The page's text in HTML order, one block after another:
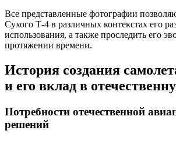
Все представленные фотографии
Сухого Т-4 в различных контекстах его
использования, а также проследить его
протяжении времени.
История создания
и его вклад в
Потребности отечественной
решений